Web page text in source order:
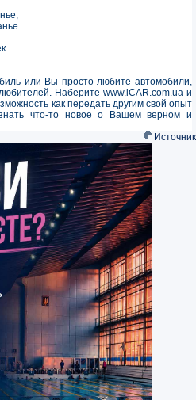
или Вы просто любите автомобили,
Наберите www.iCAR.com.ua и
как передать другим свой опыт
что-то новое о Вашем верном и
Источник